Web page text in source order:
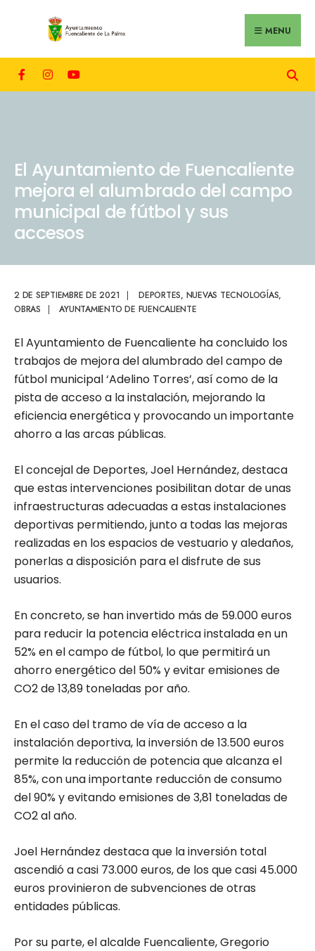
MENU
El Ayuntamiento de Fuencaliente
mejora el alumbrado del campo
municipal de fútbol y sus
accesos
2 DE SEPTIEMBRE DE 2021 | DEPORTES, NUEVAS TECNOLOGÍAS,
OBRAS
| AYUNTAMIENTO DE FUENCALIENTE
El Ayuntamiento de Fuencaliente ha concluido los
trabajos de mejora del alumbrado del campo de
fútbol municipal ‘Adelino Torres’, así como de la
pista de acceso a la instalación, mejorando la
eficiencia energética y provocando un importante
ahorro a las arcas públicas.
El concejal de Deportes, Joel Hernández, destaca
que estas intervenciones posibilitan dotar de unas
infraestructuras adecuadas a estas instalaciones
deportivas permitiendo, junto a todas las mejoras
realizadas en los espacios de vestuario y aledaños,
ponerlas a disposición para el disfrute de sus
usuarios.
En concreto, se han invertido más de 59.000 euros
para reducir la potencia eléctrica instalada en un
52% en el campo de fútbol, lo que permitirá un
ahorro energético del 50% y evitar emisiones de
CO2 de 13,89 toneladas por año.
En el caso del tramo de vía de acceso a la
instalación deportiva, la inversión de 13.500 euros
permite la reducción de potencia que alcanza el
85%, con una importante reducción de consumo
del 90% y evitando emisiones de 3,81 toneladas de
CO2 al año.
Joel Hernández destaca que la inversión total
ascendió a casi 73.000 euros, de los que casi 45.000
euros provinieron de subvenciones de otras
entidades públicas.
Por su parte, el alcalde Fuencaliente, Gregorio